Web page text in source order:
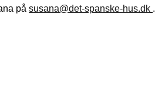
på susana@det-spanske-hus.dk .